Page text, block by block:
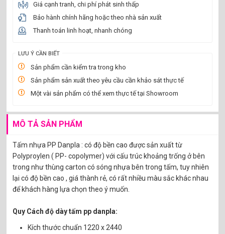
Giá cạnh tranh, chi phí phát sinh thấp
Bảo hành chính hãng hoặc theo nhà sản xuất
Thanh toán linh hoạt, nhanh chóng
LƯU Ý CẦN BIẾT
Sản phẩm cần kiểm tra trong kho
Sản phẩm sản xuất theo yêu cầu cần khảo sát thực tế
Một vài sản phẩm có thể xem thực tế tại Showroom
MÔ TẢ SẢN PHẨM
Tấm nhựa PP Danpla : có độ bền cao được sản xuất từ
Polyproylen ( PP- copolymer) với cấu trúc khoảng trống ở bên
trong như thùng carton có sóng nhựa bên trong tấm, tuy nhiên
lại có độ bền cao , giá thành rẻ, có rất nhiều màu sắc khác nhau
để khách hàng lựa chọn theo ý muốn.
Quy Cách độ dày tấm pp danpla:
Kích thước chuẩn 1220 x 2440